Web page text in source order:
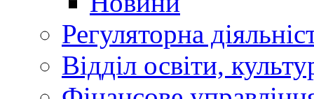
Регуляторна
Відділ освіти,